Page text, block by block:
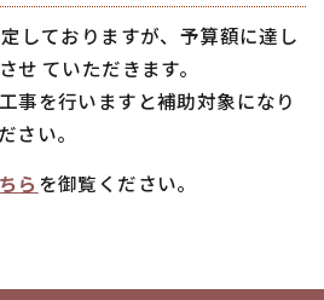
しておりますが、予算額に達し
せ ていただきます。
事を行いますと補助対象になり
さい。
ら を御覧ください。